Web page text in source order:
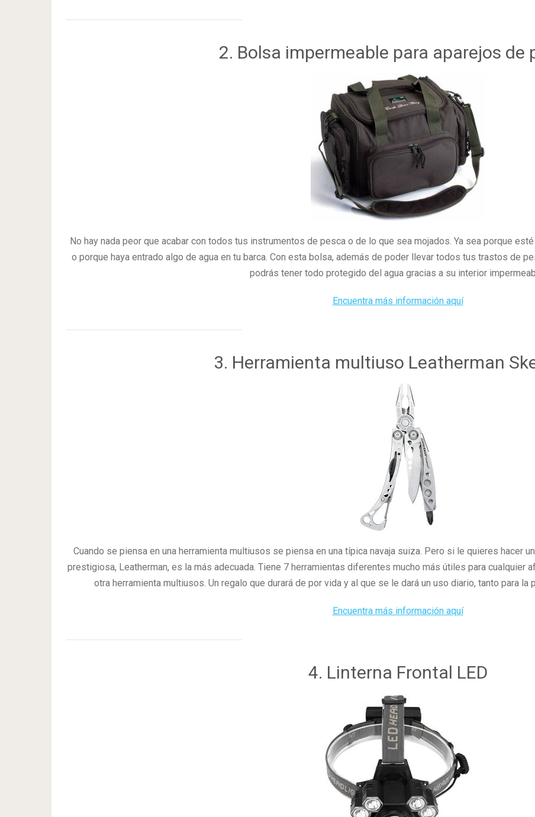
2. Bolsa impermeable para aparejos de
No hay nada peor que acabar con todos tus instrumentos de pesca o de lo que sea mojados. Ya sea porque
o porque haya entrado algo de agua en tu barca. Con esta bolsa, además de poder llevar todos tus trastos de
podrás tener todo protegido del agua gracias a su interior
Encuentra más información aquí
3. Herramienta multiuso Leatherman
Cuando se piensa en una herramienta multiusos se piensa en una típica navaja suiza. Pero si le quieres hacer
prestigiosa, Leatherman, es la más adecuada. Tiene 7 herramientas diferentes mucho más útiles para cualquier
otra herramienta multiusos. Un regalo que durará de por vida y al que se le dará un uso diario, tanto para
Encuentra más información aquí
4. Linterna Frontal LED